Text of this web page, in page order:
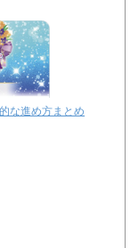
な進め方まとめ